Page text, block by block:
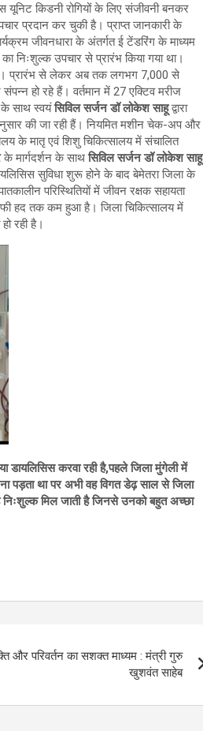
यूनिट किडनी रोगियों के लिए संजीवनी बनकर
प्रदान कर चुकी है। प्राप्त जानकारी के
जीवनधारा के अंतर्गत ई टेंडरिंग के माध्यम
निःशुल्क उपचार से प्रारंभ किया गया था।
हैं। प्रारंभ से लेकर अब तक लगभग 7,000 से
हो रहे हैं। वर्तमान में 27 एक्टिव मरीज
साथ स्वयंसिविल सर्जन डॉ लोकेश साहूद्वारा
की जा रही हैं। नियमित मशीन चेक-अप और
के मातृ एवं शिशु चिकित्सालय में संचालित
के मार्गदर्शन के साथसिविल सर्जन डॉ लोकेश साहू
सुविधा शुरू होने के बाद बेमेतरा जिला के
परिस्थितियों में जीवन रक्षक सहायता
हद तक कम हुआ है। जिला चिकित्सालय में
रही है।
डायलिसिस करवा रही है,पहले जिला मुंगेली में
पड़ता था पर अभी वह विगत डेढ़ साल से जिला
निःशुल्क मिल जाती है जिनसे उनको बहुत अच्छा
और परिवर्तन का सशक्त माध्यम : मंत्री गुरु
खुशवंत साहेब